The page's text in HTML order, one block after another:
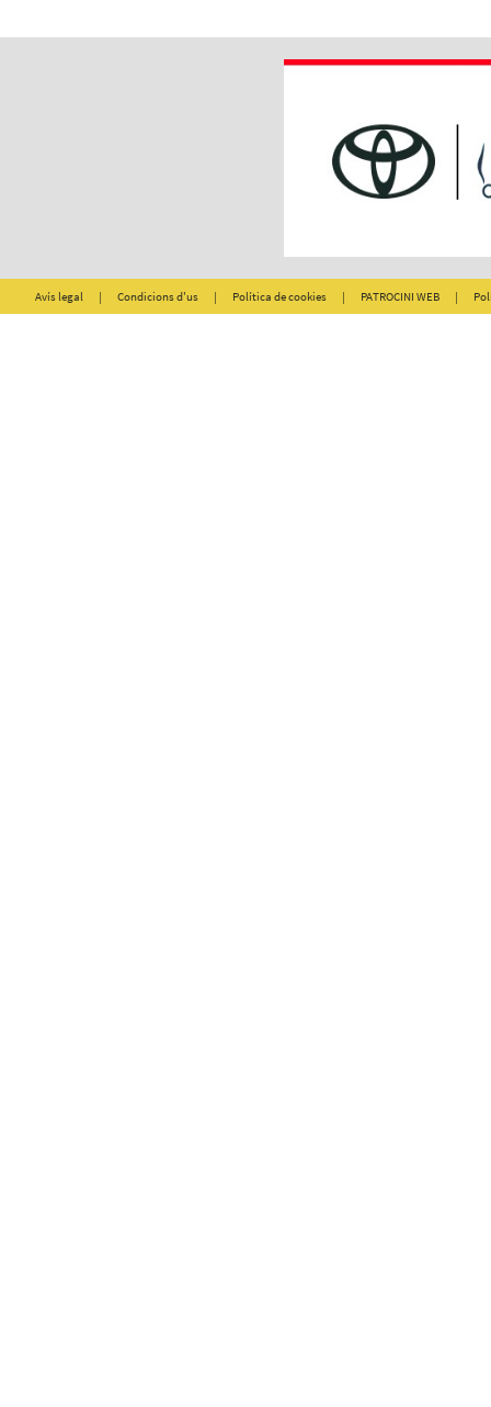
Avís legal | Condicions d'us | Política de cookies | PATROCINI WEB |